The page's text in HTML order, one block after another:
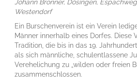
Johann Bronner, Dösingen,
Westendorf
Ein Burschenverein ist ein Verein
Männer innerhalb eines Dorfes. Diese
Tradition, die bis in das 19.
als sich männliche, schulentlassene
Verehelichung zu „wilden oder freien
zusammenschlossen.